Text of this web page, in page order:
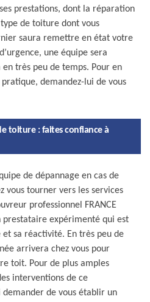
prestations, dont la réparation
de toiture dont vous
saura remettre en état votre
une équipe sera
très peu de temps. Pour en
demandez-lui de vous
toiture : faites confiance à
de dépannage en cas de
vous tourner vers les services
professionnel FRANCE
prestataire expérimenté qui est
sa réactivité. En très peu de
arrivera chez vous pour
toit. Pour de plus amples
interventions de ce
de vous établir un